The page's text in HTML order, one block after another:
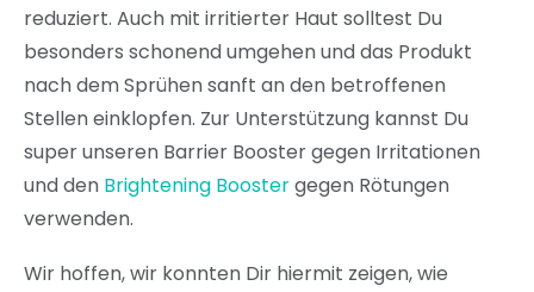
reduziert. Auch mit irritierter Haut solltest Du
besonders schonend umgehen und das Produkt
nach dem Sprühen sanft an den betroffenen
Stellen einklopfen. Zur Unterstützung kannst Du
super unseren Barrier Booster gegen Irritationen
und den Brightening Boostergegen Rötungen
verwenden.
Wir hoffen, wir konnten Dir hiermit zeigen, wie